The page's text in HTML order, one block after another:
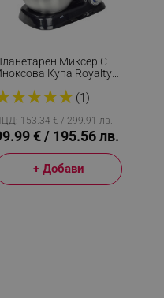
Миксер С
Купа Royalty
6.5 Литра, 6
Черен
★★★★(1)
153.34 € / 299.91 лв.
€ / 195.56 лв.
+ Добави